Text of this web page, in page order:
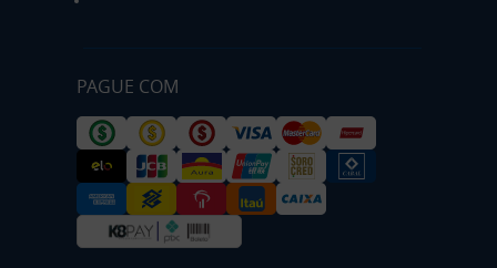
PAGUE COM